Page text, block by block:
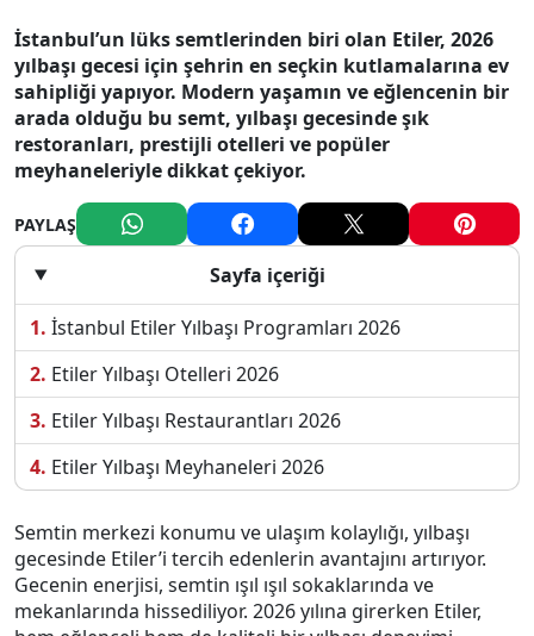
İstanbul’un lüks semtlerinden biri olan Etiler, 2026
yılbaşı gecesi için şehrin en seçkin kutlamalarına ev
sahipliği yapıyor. Modern yaşamın ve eğlencenin bir
arada olduğu bu semt, yılbaşı gecesinde şık
restoranları, prestijli otelleri ve popüler
meyhaneleriyle dikkat çekiyor.
PAYLAŞ
Sayfa içeriği
İstanbul Etiler Yılbaşı Programları 2026
Etiler Yılbaşı Otelleri 2026
Etiler Yılbaşı Restaurantları 2026
Etiler Yılbaşı Meyhaneleri 2026
Semtin merkezi konumu ve ulaşım kolaylığı, yılbaşı
gecesinde Etiler’i tercih edenlerin avantajını artırıyor.
Gecenin enerjisi, semtin ışıl ışıl sokaklarında ve
mekanlarında hissediliyor. 2026 yılına girerken Etiler,